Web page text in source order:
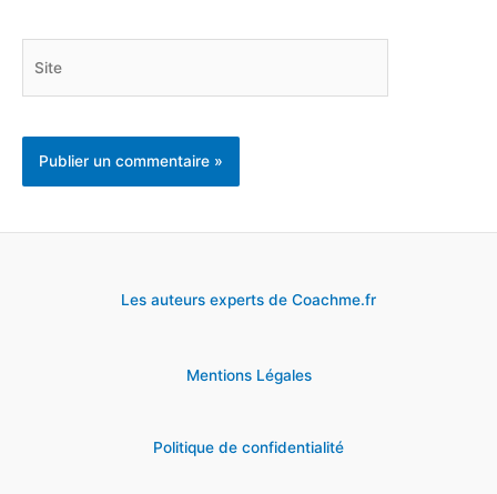
Les auteurs experts de Coachme.fr
Mentions Légales
Politique de confidentialité